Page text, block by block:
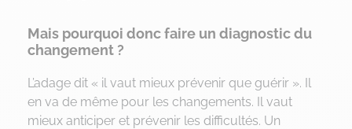
Mais pourquoi donc faire un diagnostic du
changement ?
L’adage dit « il vaut mieux prévenir que guérir ». Il
en va de même pour les changements. Il vaut
mieux anticiper et prévenir les difficultés. Un